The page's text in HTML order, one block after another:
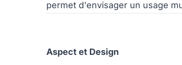
permet d'envisager un usage
Aspect et Design